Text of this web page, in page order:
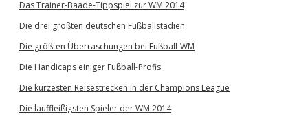
Das Trainer-Baade-Tippspiel zur WM 2014
Die drei größten deutschen Fußballstadien
Die größten Überraschungen bei Fußball-WM
Die Handicaps einiger Fußball-Profis
Die kürzesten Reisestrecken in der Champions League
Die lauffleißigsten Spieler der WM 2014